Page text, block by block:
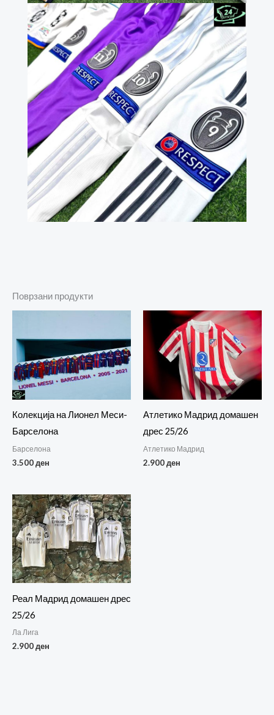
Поврзани продукти
Колекција на Лионел Меси-
Барселона
Барселона
3.500ден
Атлетико Мадрид домашен
дрес 25/26
Атлетико Мадрид
2.900ден
Реал Мадрид домашен дрес
25/26
Ла Лига
2.900ден